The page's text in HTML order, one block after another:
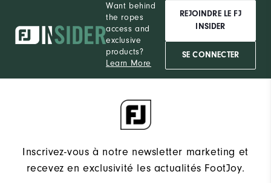
Want behind
the ropes
access and
exclusive
products?
Learn More
REJOINDRE LE FJ
INSIDER
SE CONNECTER
Inscrivez-vous à notre newsletter marketing et
recevez en exclusivité les actualités FootJoy.